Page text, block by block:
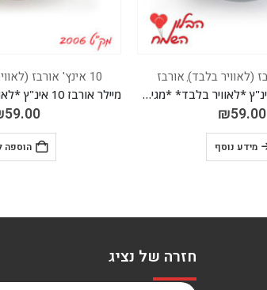
, אורבז
מיילר אורבז 10 אינ"ץ *לאוויר בלבד* *מגיע בחבילה 20 יח'*
₪59.00
הוספה לסל
10 אינץ' אורבז (לאוויר בלבד)
59.00
הוספה
חזרה של נציג